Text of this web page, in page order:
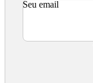
Seu email